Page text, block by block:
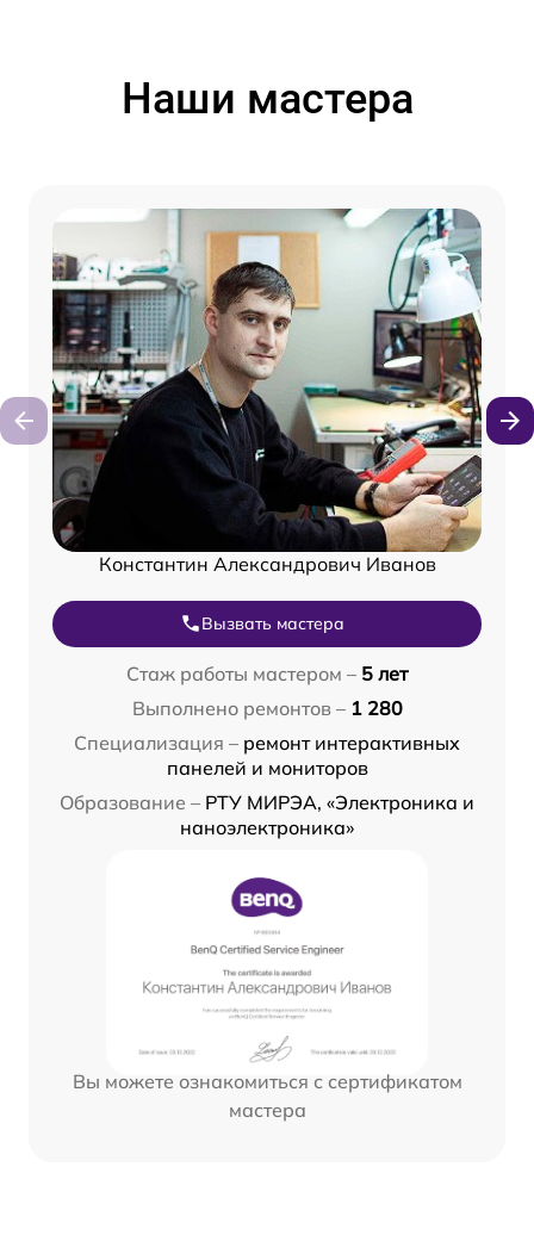
Наши мастера
Константин Александрович Иванов
Вызвать мастера
Стаж работы мастером – 5 лет
Выполнено ремонтов – 1 280
Специализация – ремонт интерактивных
панелей и мониторов
Образование – РТУ МИРЭА, «Электроника и
наноэлектроника»
Вы можете ознакомиться с сертификатом
мастера